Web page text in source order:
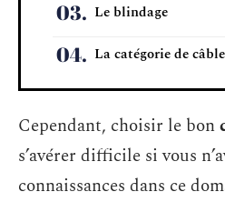
Le blindage
La catégorie de
Cependant, choisir le bon
s’avérer difficile si vous
connaissances dans ce